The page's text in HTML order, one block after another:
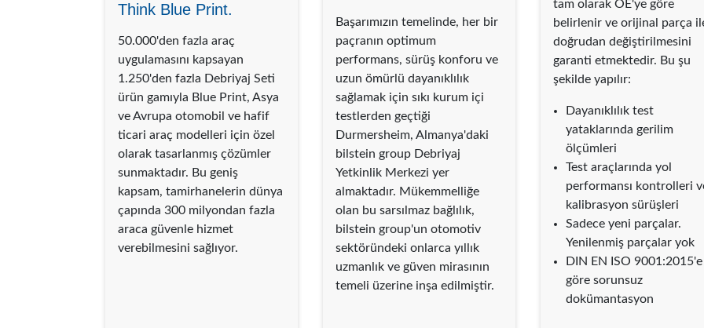
Think Blue Print.
50.000'den fazla araç
uygulamasını kapsayan
1.250'den fazla Debriyaj Seti
ürün gamıyla Blue Print, Asya
ve Avrupa otomobil ve hafif
ticari araç modelleri için özel
olarak tasarlanmış çözümler
sunmaktadır. Bu geniş
kapsam, tamirhanelerin dünya
çapında 300 milyondan fazla
araca güvenle hizmet
verebilmesini sağlıyor.
Başarımızın temelinde, her bir
paçranın optimum
performans, sürüş konforu ve
uzun ömürlü dayanıklılık
sağlamak için sıkı kurum içi
testlerden geçtiği
Durmersheim, Almanya'daki
bilstein group Debriyaj
Yetkinlik Merkezi yer
almaktadır. Mükemmelliğe
olan bu sarsılmaz bağlılık,
bilstein group'un otomotiv
sektöründeki onlarca yıllık
uzmanlık ve güven mirasının
temeli üzerine inşa edilmiştir.
tam olarak OE'ye göre
belirlenir ve orijinal parça
doğrudan değiştirilmesini
garanti etmektedir. Bu şu
şekilde yapılır:
Dayanıklılık test
yataklarında gerilim
ölçümleri
Test araçlarında yol
performansı kontrolleri
kalibrasyon sürüşleri
Sadece yeni parçalar.
Yenilenmiş parçalar yok
DIN EN ISO 9001:2015'e
göre sorunsuz
dokümantasyon